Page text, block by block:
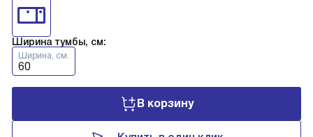
Ширина тумбы, см:
Ширина, см.
60
В корзину